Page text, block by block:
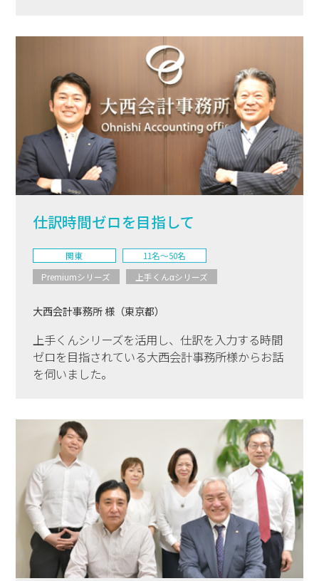
仕訳時間ゼロを目指して
関東
11名〜50名
Premiumシリーズ
上手くんαシリーズ
大西会計事務所 様（東京都）
上手くんシリーズを活用し、仕訳を入力する時間
ゼロを目指されている大西会計事務所様からお話
を伺いました。